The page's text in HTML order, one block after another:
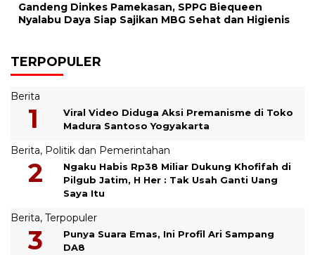
Gandeng Dinkes Pamekasan, SPPG Biequeen
Nyalabu Daya Siap Sajikan MBG Sehat dan Higienis
TERPOPULER
Berita
Viral Video Diduga Aksi Premanisme di Toko
Madura Santoso Yogyakarta
Berita, Politik dan Pemerintahan
Ngaku Habis Rp38 Miliar Dukung Khofifah di
Pilgub Jatim, H Her : Tak Usah Ganti Uang
Saya Itu
Berita, Terpopuler
Punya Suara Emas, Ini Profil Ari Sampang
DA8